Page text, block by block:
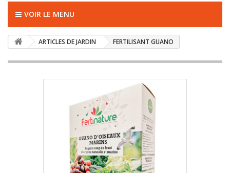
VOIR LE MENU
ARTICLES DE JARDIN FERTILISANT GUANO